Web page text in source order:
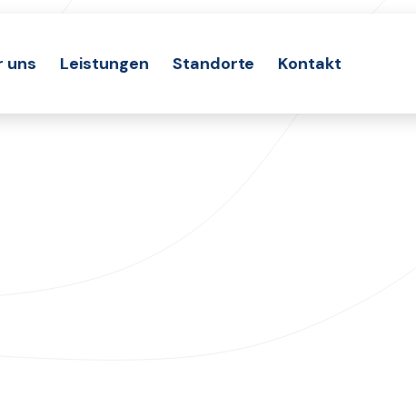
uns Leistungen Standorte Kontakt